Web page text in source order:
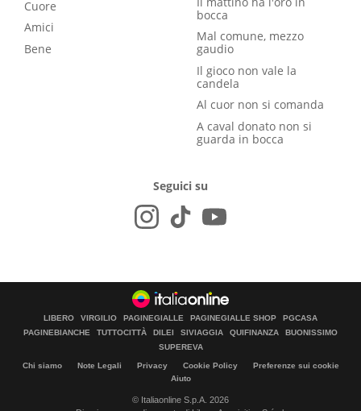
Cuore
Amici
Bene
bocca
Mal comune, mezzo
gaudio
Il gioco non vale la
candela
Al cuor non si comanda
A caval donato non si
guarda in bocca
Seguici su
LIBERO VIRGILIO PAGINEGIALLE PAGINEGIALLE SHOP
PGCASA
PAGINEBIANCHE
TUTTOCITTÀ DILEI SIVIAGGIA QUIFINANZA
BUONISSIMO
SUPEREVA
Chi siamo Note Legali Privacy Cookie Policy
Preferenze sui cookie
Aiuto
© Italiaonline S.p.A. 2026